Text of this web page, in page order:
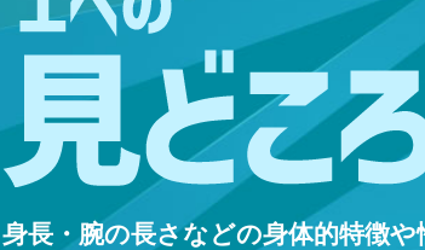
身長・腕の長さなどの身体的特徴